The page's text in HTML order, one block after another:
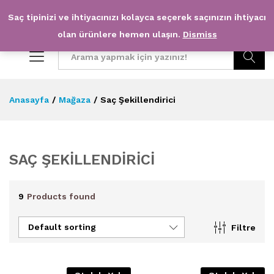
Anasayfa / Mağaza / Saç Şekillendirici
SAÇ ŞEKILLENDIRICI
9 Products found
Filtre
Default sorting
Saç tipinizi ve ihtiyacınızı kolayca seçerek saçınızın ihtiyacı
olan ürünlere hemen ulaşın. Dismiss